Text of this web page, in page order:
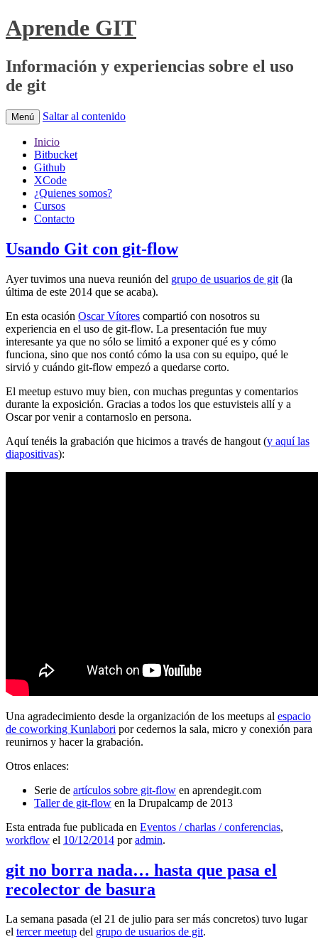
Aprende GIT
Información y experiencias sobre el uso
de git
Menú Saltar al contenido
Inicio
Bitbucket
Github
XCode
¿Quienes somos?
Cursos
Contacto
Usando Git con git-flow
Ayer tuvimos una nueva reunión del grupo de usuarios de git (la
última de este 2014 que se acaba).
En esta ocasión Oscar Vítores compartió con nosotros su
experiencia en el uso de git-flow. La presentación fue muy
interesante ya que no sólo se limitó a exponer qué es y cómo
funciona, sino que nos contó cómo la usa con su equipo, qué le
sirvió y cuándo git-flow empezó a quedarse corto.
El meetup estuvo muy bien, con muchas preguntas y comentarios
durante la exposición. Gracias a todos los que estuvisteis allí y a
Oscar por venir a contarnoslo en persona.
Aquí tenéis la grabación que hicimos a través de hangout (y aquí las
diapositivas):
Una agradecimiento desde la organización de los meetups al espacio
de coworking Kunlabori por cedernos la sala, micro y conexión para
reunirnos y hacer la grabación.
Otros enlaces:
Serie de artículos sobre git-flow en aprendegit.com
Taller de git-flow en la Drupalcamp de 2013
Esta entrada fue publicada en Eventos / charlas / conferencias,
workflow el 10/12/2014 poradmin.
git no borra nada… hasta que pasa el
recolector de basura
La semana pasada (el 21 de julio para ser más concretos) tuvo lugar
el tercer meetup del grupo de usuarios de git.